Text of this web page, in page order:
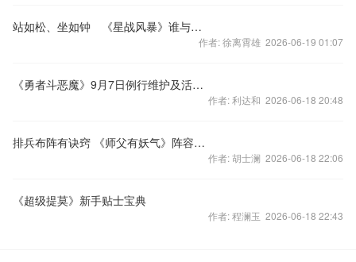
站如松、坐如钟 《星战风暴》谁与争锋
作者: 徐离霄雄 2026-06-19 01:07
《勇者斗恶魔》9月7日例行维护及活动公告
作者: 利达和 2026-06-18 20:48
排兵布阵有诀窍 《师父有妖气》阵容系统解析
作者: 胡士澜 2026-06-18 22:06
《超级提莫》新手贴士宝典
作者: 程澜玉 2026-06-18 22:43